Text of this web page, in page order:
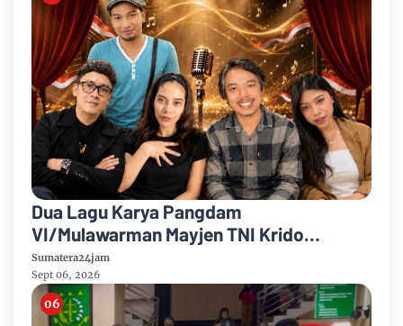
Dua Lagu Karya Pangdam
VI/Mulawarman Mayjen TNI Krido
Pramono Jadi Ikon Singing Competition
HUT Ke-81 RI
Sumatera24jam
Sept 06, 2026